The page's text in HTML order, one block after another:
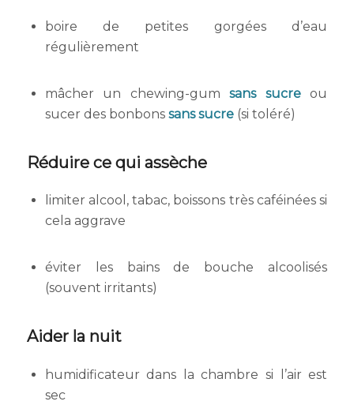
boire de petites gorgées d’eau
régulièrement
mâcher un chewing-gumsans sucreou
sucer des bonbons sans sucre(si toléré)
Réduire ce qui assèche
limiter alcool, tabac, boissons très caféinées si
cela aggrave
éviter les bains de bouche alcoolisés
(souvent irritants)
Aider la nuit
humidificateur dans la chambre si l’air est
sec